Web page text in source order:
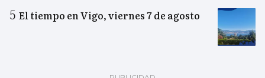
El tiempo en Vigo, viernes 7 de agosto